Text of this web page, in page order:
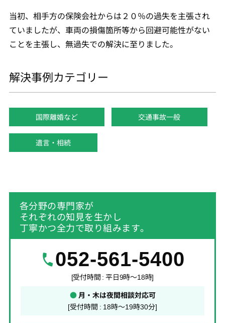
当初、相手方の保険会社からは２０％の過失を主張され
ていましたが、車両の損傷箇所等から回避可能性がない
ことを主張し、無過失での解決に至りました。
解決事例カテゴリー
国際離婚など 交通事故一般
遺言・相続
各分野の専門家が
それぞれの知見を生かし
丁寧かつ全力で取り組みます。
052-561-5400
[受付時間 : 平日9時～18時]
●月・木は夜間相談対応可
[受付時間 : 18時～19時30分]